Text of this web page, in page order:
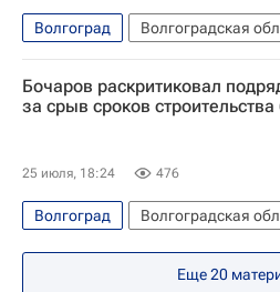
Волгоград
Волгоградская
Украина
Российский еврейский конгресс
Бочаров раскритиковал
за срыв сроков
25 июля, 18:24 476
Волгоград
Волгоградская
Андрей Бочаров
Еще20